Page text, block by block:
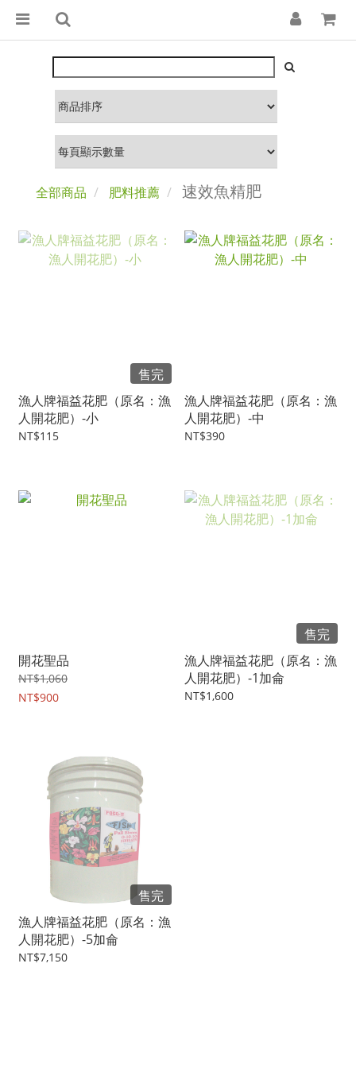
全部商品 肥料推薦 速效魚精肥
售完
漁人牌福益花肥（原名：漁
人開花肥）-小
NT$115
漁人牌福益花肥（原名：漁
人開花肥）-中
NT$390
開花聖品
NT$1,060
NT$900
售完
漁人牌福益花肥（原名：漁
人開花肥）-1加侖
NT$1,600
售完
漁人牌福益花肥（原名：漁
人開花肥）-5加侖
NT$7,150